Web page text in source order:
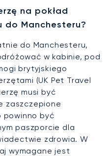
na pokład
Manchesteru?
do Manchesteru,
w kabinie, pod
brytyjskiego
(UK Pet Travel
musi być
zaszczepione
powinno być
paszporcie dla
zdrowia. W
wymagane jest